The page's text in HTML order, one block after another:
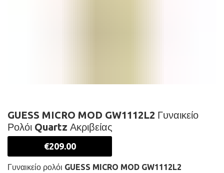
GUESS MICRO MOD GW1112L2 Γυναικείο
Ρολόι Quartz Ακριβείας
€209.00
Γυναικείο ρολόι GUESS MICRO MOD GW1112L2